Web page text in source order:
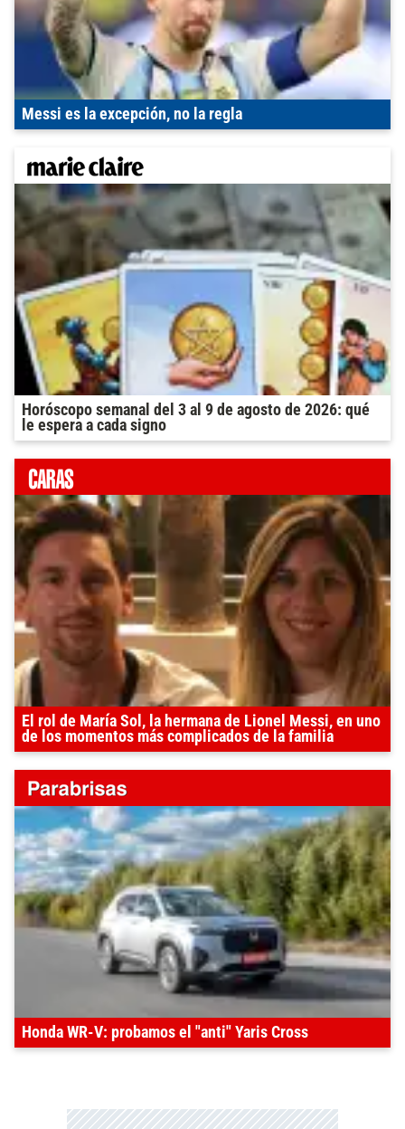
Messi es la excepción, no la regla
Horóscopo semanal del 3 al 9 de agosto de 2026: qué
le espera a cada signo
El rol de María Sol, la hermana de Lionel Messi, en uno
de los momentos más complicados de la familia
Honda WR-V: probamos el "anti" Yaris Cross